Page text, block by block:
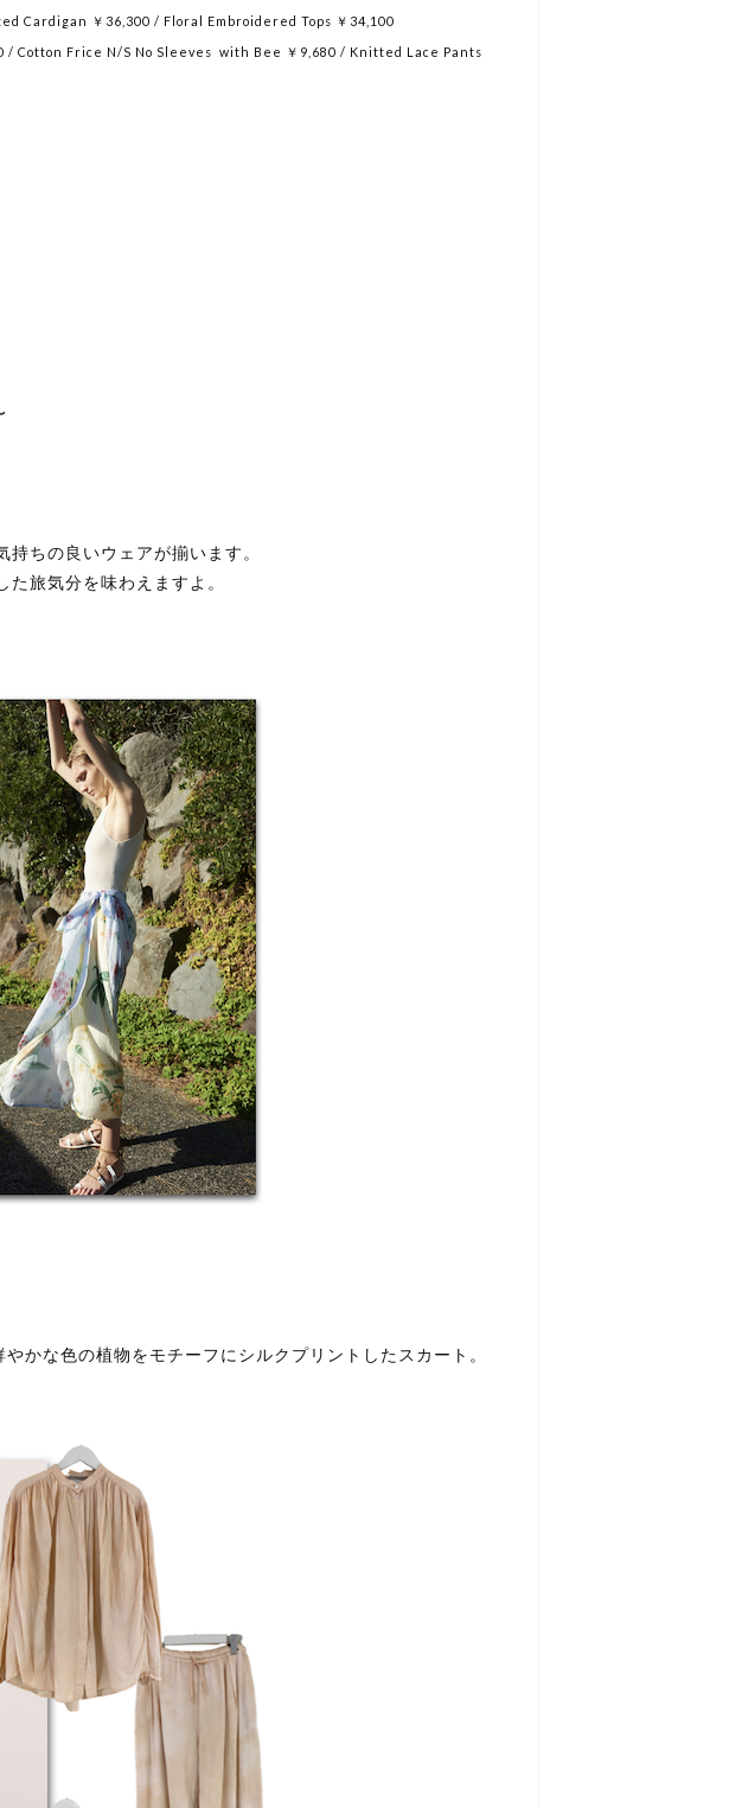
Cardigan ￥36,300 / Floral Embroidered Tops ￥34,100
/ Cotton Frice N/S No Sleeves with Bee ￥9,680 / Knitted Lace Pants
ちの良いウェアが揃います。
旅気分を味わえますよ。
かな色の植物をモチーフにシルクプリントしたスカート。